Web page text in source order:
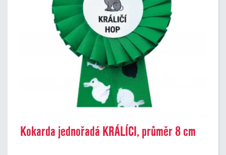
Kokarda jednořadá KRÁLÍCI, průměr 8 cm